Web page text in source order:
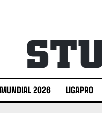
MUNDIAL 2026 LIGAPRO